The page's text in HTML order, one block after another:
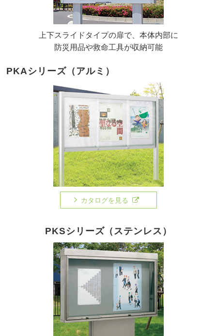
上下スライドタイプの扉で、本体内部に
防災用品や救命工具が収納可能
PKAシリーズ（アルミ）
カタログを見る
PKSシリーズ（ステンレス）